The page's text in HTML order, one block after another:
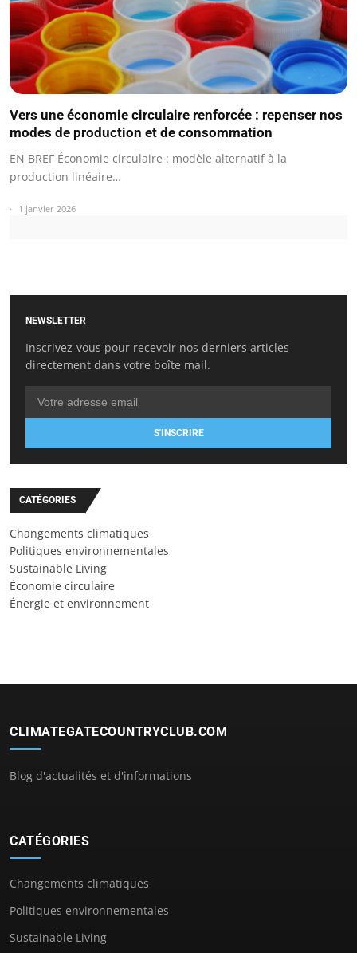
Vers une économie circulaire renforcée : repenser nos
modes de production et de consommation
EN BREF Économie circulaire : modèle alternatif à la
production linéaire…
1 janvier 2026
NEWSLETTER
Inscrivez-vous pour recevoir nos derniers articles
directement dans votre boîte mail.
S'INSCRIRE
CATÉGORIES
Changements climatiques
Politiques environnementales
Sustainable Living
Économie circulaire
Énergie et environnement
CLIMATEGATECOUNTRYCLUB.COM
Blog d'actualités et d'informations
CATÉGORIES
Changements climatiques
Politiques environnementales
Sustainable Living